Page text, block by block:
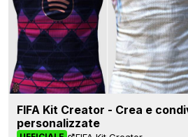
FIFA Kit Creator - Crea e
personalizzate